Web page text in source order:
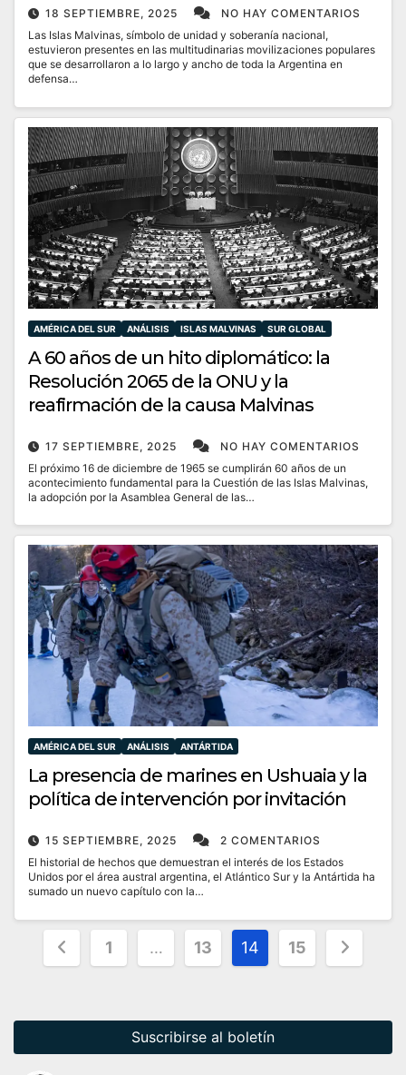
18 SEPTIEMBRE, 2025
NO HAY COMENTARIOS
Las Islas Malvinas, símbolo de unidad y soberanía nacional,
estuvieron presentes en las multitudinarias movilizaciones populares
que se desarrollaron a lo largo y ancho de toda la Argentina en
defensa…
AMÉRICA DEL SUR ANÁLISIS ISLAS MALVINAS SUR GLOBAL
A 60 años de un hito diplomático: la
Resolución 2065 de la ONU y la
reafirmación de la causa Malvinas
17 SEPTIEMBRE, 2025
NO HAY COMENTARIOS
El próximo 16 de diciembre de 1965 se cumplirán 60 años de un
acontecimiento fundamental para la Cuestión de las Islas Malvinas,
la adopción por la Asamblea General de las…
AMÉRICA DEL SUR ANÁLISIS ANTÁRTIDA
La presencia de marines en Ushuaia y la
política de intervención por invitación
15 SEPTIEMBRE, 2025
2 COMENTARIOS
El historial de hechos que demuestran el interés de los Estados
Unidos por el área austral argentina, el Atlántico Sur y la Antártida ha
sumado un nuevo capítulo con la…
Paginación
de
1 … 13 14 15
Suscribirse al boletín